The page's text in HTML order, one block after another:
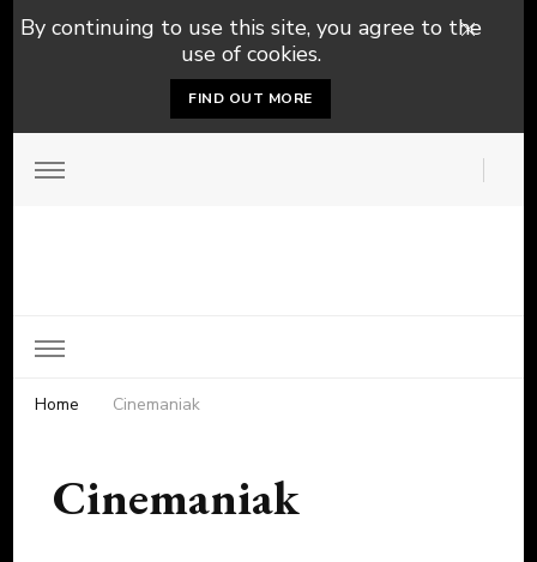
By continuing to use this site, you agree to the
use of cookies.
FIND OUT MORE
Home Cinemaniak
Cinemaniak